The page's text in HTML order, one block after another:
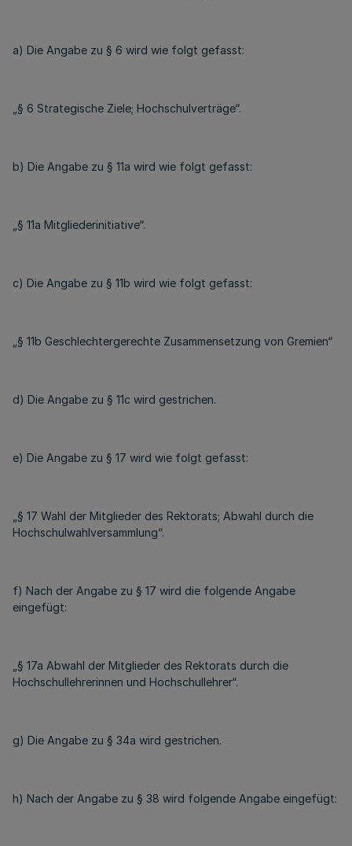
a) Die Angabe zu § 6 wird wie folgt gefasst:
„§ 6 Strategische Ziele; Hochschulverträge“.
b) Die Angabe zu § 11a wird wie folgt gefasst:
„§ 11a Mitgliederinitiative“.
c) Die Angabe zu § 11b wird wie folgt gefasst:
„§ 11b Geschlechtergerechte Zusammensetzung von Gremien“
d) Die Angabe zu § 11c wird gestrichen.
e) Die Angabe zu § 17 wird wie folgt gefasst:
„§ 17 Wahl der Mitglieder des Rektorats; Abwahl durch die
Hochschulwahlversammlung“.
f) Nach der Angabe zu § 17 wird die folgende Angabe
eingefügt:
„§ 17a Abwahl der Mitglieder des Rektorats durch die
Hochschullehrerinnen und Hochschullehrer“.
g) Die Angabe zu § 34a wird gestrichen.
h) Nach der Angabe zu § 38 wird folgende Angabe eingefügt: